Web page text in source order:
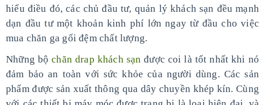
hiểu điều đó, các chủ đầu tư, quản lý khách sạn đều mạnh
dạn đầu tư một khoản kinh phí lớn ngay từ đầu cho việc
mua chăn ga gối đệm chất lượng.
Những bộchăn drap khách sạn được coi là tốt nhất khi nó
đảm bảo an toàn với sức khỏe của người dùng. Các sản
phẩm được sản xuất thông qua dây chuyền khép kín. Cùng